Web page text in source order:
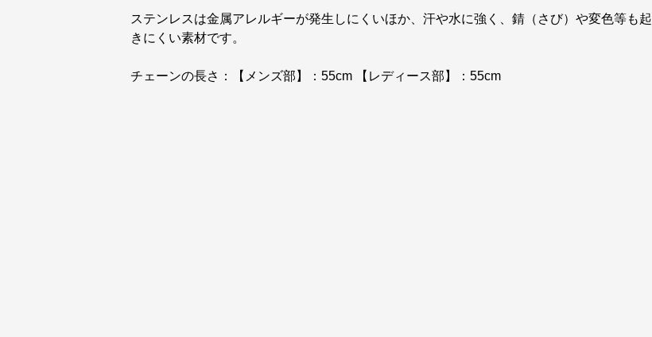
ステンレスは金属アレルギーが発生しにくいほか、汗や水に強く、錆（さび）や変色等も起
きにくい素材です。
チェーンの長さ：【メンズ部】：55cm 【レディース部】：55cm